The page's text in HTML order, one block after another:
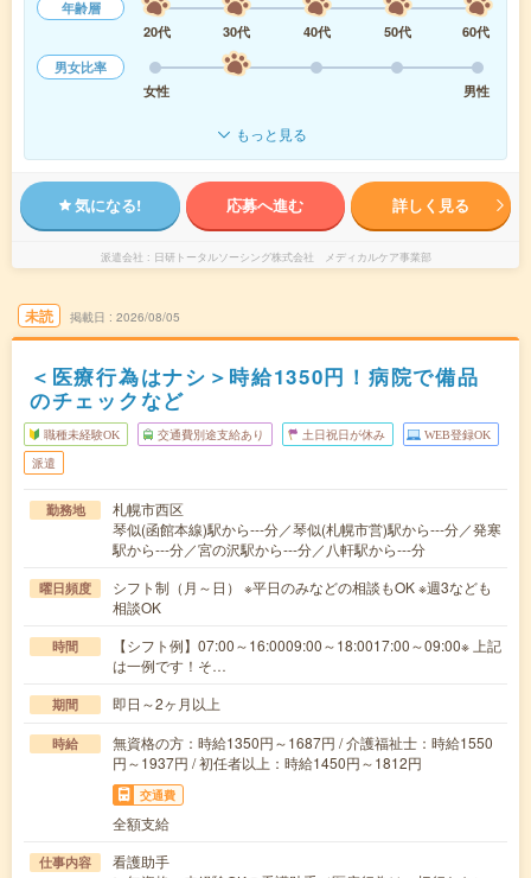
年齢層
20代
30代 40代 50代
60代
男女比率
女性
男性
もっと見る
気になる! 応募へ進む 詳しく見る
派遣会社 日研トータルソーシング株式会社 メディカルケア事業部
未読 掲載日 2026/08/05
＜医療行為はナシ＞時給1350円！病院で備品
のチェックなど
職種未経験OK 交通費別途支給あり 土日祝日が休み WEB登録OK
派遣
勤務地
札幌市西区
琴似(函館本線)駅から---分／琴似(札幌市営)駅から---分／発寒
駅から---分／宮の沢駅から---分／八軒駅から---分
曜日頻度
シフト制（月～日） ※平日のみなどの相談もOK ※週3なども
相談OK
時間
【シフト例】07:00～16:0009:00～18:0017:00～09:00※ 上記
は一例です！そ…
期間 即日～2ヶ月以上
時給
無資格の方：時給1350円～1687円 / 介護福祉士：時給1550
円～1937円 / 初任者以上：時給1450円～1812円
交通費
全額支給
仕事内容
看護助手